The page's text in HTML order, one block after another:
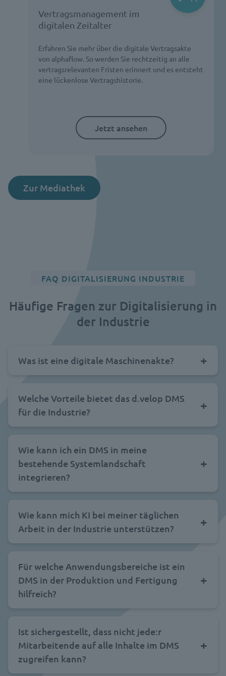
Vertragsmanagement im
digitalen Zeitalter
Erfahren Sie mehr über die digitale Vertragsakte
von alphaflow. So werden Sie rechtzeitig an alle
vertragsrelevanten Fristen erinnert und es entsteht
eine lückenlose Vertragshistorie.
Jetzt ansehen
Zur Mediathek
FAQ DIGITALISIERUNG INDUSTRIE
Häufige Fragen zur Digitalisierung in
der Industrie
Was ist eine digitale Maschinenakte?
Welche Vorteile bietet das d.velop DMS
für die Industrie?
Wie kann ich ein DMS in meine
bestehende Systemlandschaft
integrieren?
Wie kann mich KI bei meiner täglichen
Arbeit in der Industrie unterstützen?
Für welche Anwendungsbereiche ist ein
DMS in der Produktion und Fertigung
hilfreich?
Ist sichergestellt, dass nicht jede:r
Mitarbeitende auf alle Inhalte im DMS
zugreifen kann?